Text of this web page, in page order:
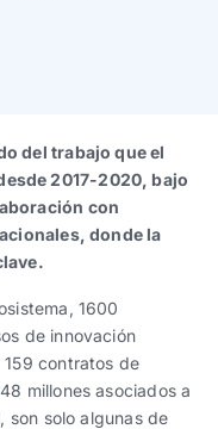
del trabajo que el
2017-2020, bajo
con
donde la
1600
de innovación
contratos de
millones asociados a
son solo algunas de